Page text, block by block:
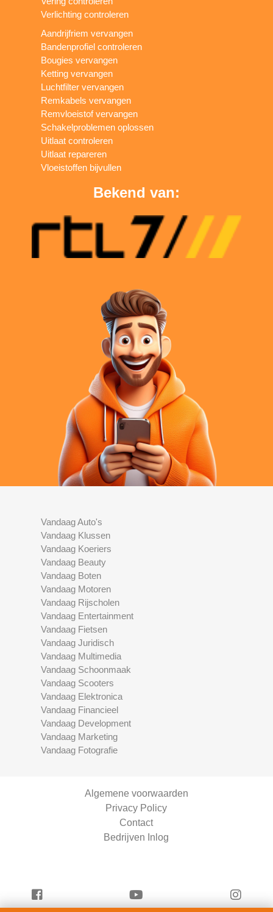
Verlichting controleren
Aandrijfriem vervangen
Bandenprofiel controleren
Bougies vervangen
Ketting vervangen
Luchtfilter vervangen
Remkabels vervangen
Remvloeistof vervangen
Schakelproblemen oplossen
Uitlaat controleren
Uitlaat repareren
Vloeistoffen bijvullen
Bekend van:
Vandaag Auto's
Vandaag Klussen
Vandaag Koeriers
Vandaag Beauty
Vandaag Boten
Vandaag Motoren
Vandaag Rijscholen
Vandaag Entertainment
Vandaag Fietsen
Vandaag Juridisch
Vandaag Multimedia
Vandaag Schoonmaak
Vandaag Scooters
Vandaag Elektronica
Vandaag Financieel
Vandaag Development
Vandaag Marketing
Vandaag Fotografie
Algemene voorwaarden
Privacy Policy
Contact
Bedrijven Inlog